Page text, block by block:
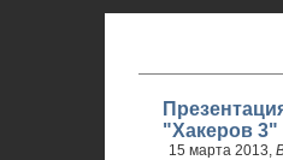
"Хакеров 3"
15 марта 2013,